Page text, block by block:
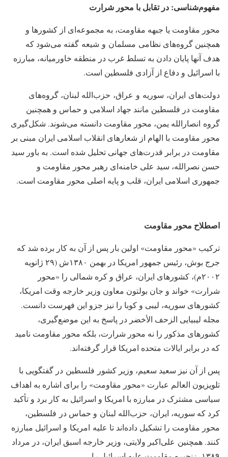
مفهوم‌شناسی: در تقابل با محور شرارت
محور مقاومت یا جبهه مقاومت، به مجموعه‌ای از کشورها و
همچنین گروه‌های نظامی مسلمان و شیعه گفته می‌شود که
هدف آنها پایان دادن به تسلط غرب در منطقه خاورمیانه، مبارزه
با اسرائیل و دفاع از آزادی فلسطین است.
دولت‌های ایران، سوریه و عراق، حزب‌الله لبنان، گروه‌های
مقاومت در فلسطین مانند جهاد اسلامی و حماس و همچنین
گروه انصارالله یمن، محور مقاومت دانسته می‌شوند. شکل‌گیری
محور مقاومت با الهام از شعارهای انقلاب اسلامی ایران مبنی بر
مقاومت در برابر قدرت‌های جهانی تحلیل شده است. به باور سید
حسن نصرالله، سید علی خامنه‌ای رهبر محور مقاومت و
جمهوری اسلامی ایران، قلب و پایه اصلی محور مقاومت است.
اصطلاح محور مقاومت
ترکیب «محور مقاومت» اولین بار پس از آن به کار برده شد که
جرج بوش، رئیس جمهور امریکا در بهمن ۱۳۸۰ش (۲۹ ژانویه
۲۰۰۲م)، کشورهای ایران، عراق و کره شمالی را «محور
شرارت» خواند و جان بولتون معاون وزیر خارجه وقت امریکا،
کشورهای سوریه، لیبی و کوبا را نیز جزو این فهرست دانست.
مجله لیبیایی الزحف الأخضر در پاسخ به این موضع‌گیری،
کشورهای مذکور را نه محور شرارت، بلکه محور مقاومت نامید
که در برابر ایالات متحده امریکا قرار گرفته‌اند.
پس از آن نیز سعید سعیم، وزیر کشور فلسطین در گفتگویی با
تلویزیون العالم عبارت «محور مقاومت» را برای اشاره به اهداف
سیاسی مشترک در مبارزه با امریکا و اسرائیل به کار برد و تأکید
کرد که سوریه، ایران، حزب‌الله لبنان و حماس در فلسطین،
محور مقاومت را تشکیل داده‌اند تا علیه امریکا و اسرائیل مبارزه
کنند. همچنین علی‌اکبر ولایتی، وزیر خارجه اسبق ایران، در مرداد